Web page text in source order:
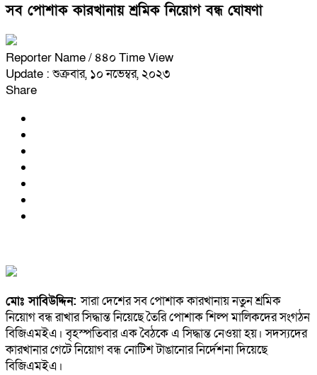
সব পোশাক কারখানায় শ্রমিক নিয়োগ বন্ধ ঘোষণা
Reporter Name/ ৪৪০ Time View
Update : শুক্রবার, ১০ নভেম্বর, ২০২৩
Share
মোঃ সাবিউদ্দিন:সারা দেশের সব পোশাক কারখানায় নতুন শ্রমিক
নিয়োগ বন্ধ রাখার সিদ্ধান্ত নিয়েছে তৈরি পোশাক শিল্প মালিকদের সংগঠন
বিজিএমইএ। বৃহস্পতিবার এক বৈঠকে এ সিদ্ধান্ত নেওয়া হয়। সদস্যদের
কারখানার গেটে নিয়োগ বন্ধ নোটিশ টাঙানোর নির্দেশনা দিয়েছে
বিজিএমইএ।